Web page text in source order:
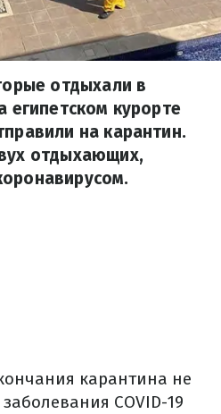
отдыхали в
египетском курорте
на карантин.
отдыхающих,
карантина не
COVID-19